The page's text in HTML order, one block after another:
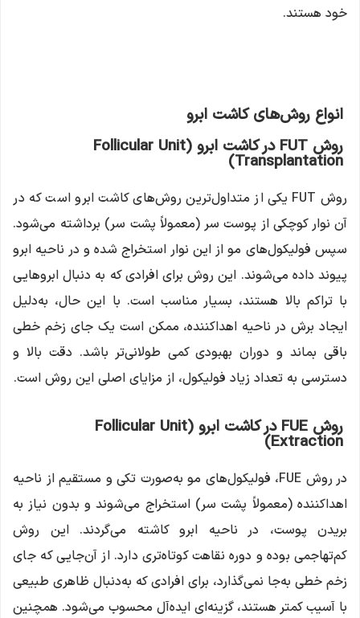
خود هستند.
انواع روش‌های کاشت ابرو
روش FUT در کاشت ابرو (Follicular Unit
Transplantation)
روش FUT یکی از متداول‌ترین روش‌های کاشت ابرو است که در
آن نوار کوچکی از پوست سر (معمولاً پشت سر) برداشته می‌شود.
سپس فولیکول‌های مو از این نوار استخراج شده و در ناحیه ابرو
پیوند داده می‌شوند. این روش برای افرادی که به دنبال ابروهایی
با تراکم بالا هستند، بسیار مناسب است. با این حال، به‌دلیل
ایجاد برش در ناحیه اهداکننده، ممکن است یک جای زخم خطی
باقی بماند و دوران بهبودی کمی طولانی‌تر باشد. دقت بالا و
دسترسی به تعداد زیاد فولیکول، از مزایای اصلی این روش است.
روش FUE در کاشت ابرو (Follicular Unit
Extraction)
در روش FUE، فولیکول‌های مو به‌صورت تکی و مستقیم از ناحیه
اهداکننده (معمولاً پشت سر) استخراج می‌شوند و بدون نیاز به
بریدن پوست، در ناحیه ابرو کاشته می‌گردند. این روش
کم‌تهاجمی بوده و دوره نقاهت کوتاه‌تری دارد. از آن‌جایی که جای
زخم خطی به‌جا نمی‌گذارد، برای افرادی که به‌دنبال ظاهری طبیعی
با آسیب کمتر هستند، گزینه‌ای ایده‌آل محسوب می‌شود. همچنین